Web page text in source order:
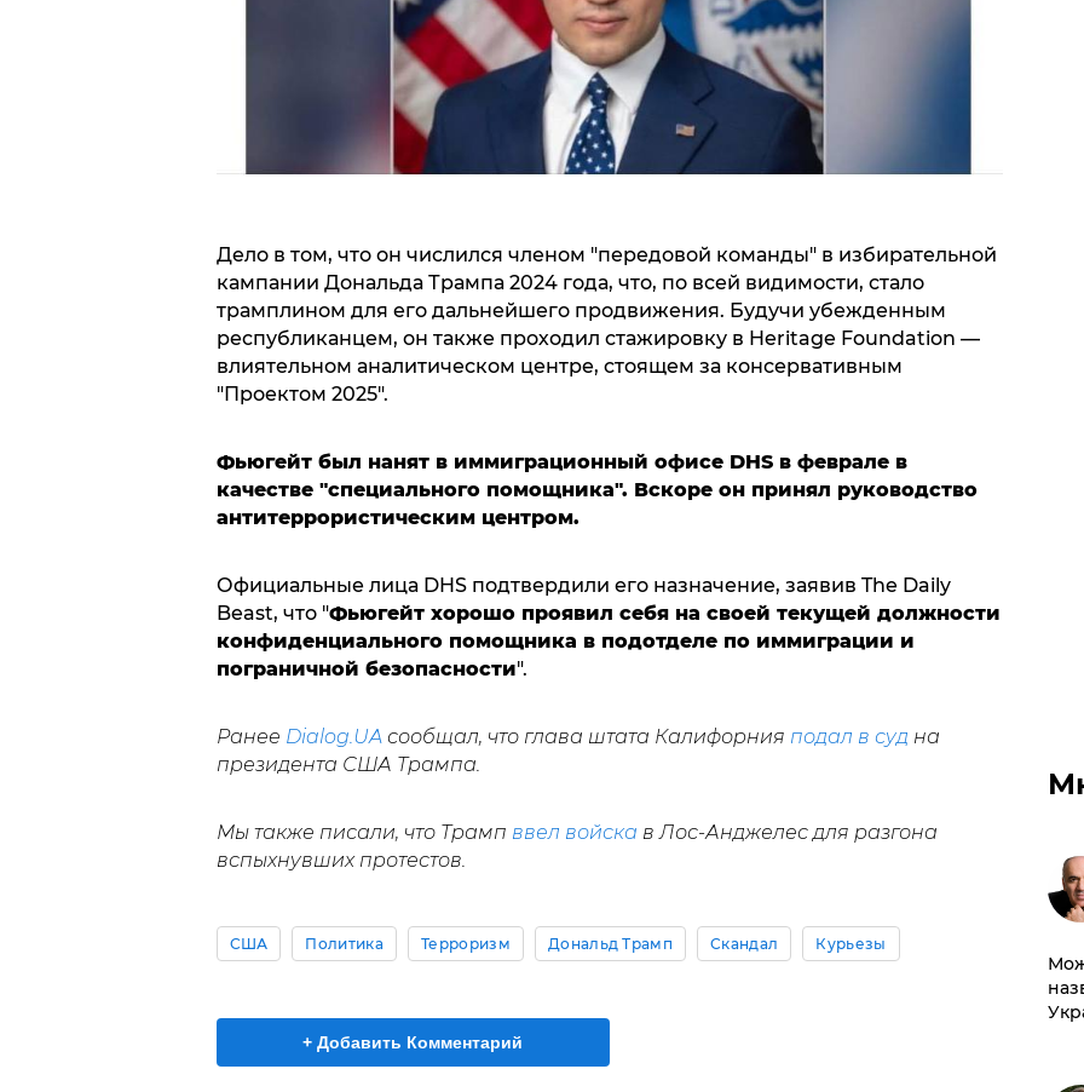
Дело в том, что он числился членом "передовой команды" в избирательной
кампании Дональда Трампа 2024 года, что, по всей видимости, стало
трамплином для его дальнейшего продвижения. Будучи убежденным
республиканцем, он также проходил стажировку в Heritage Foundation —
влиятельном аналитическом центре, стоящем за консервативным
"Проектом 2025".
Фьюгейт был нанят в иммиграционный офисе DHS в феврале в
качестве "специального помощника". Вскоре он принял руководство
антитеррористическим центром.
Официальные лица DHS подтвердили его назначение, заявив The Daily
Beast, что "Фьюгейт хорошо проявил себя на своей текущей должности
конфиденциального помощника в подотделе по иммиграции и
пограничной безопасности".
Ранее Dialog.UAсообщал, что глава штата Калифорния подал в суд на
президента США Трампа.
Мы также писали, что Трамп ввел войска в Лос-Анджелес для разгона
вспыхнувших протестов.
США Политика Терроризм Дональд Трамп Скандал Курьезы
+ Добавить Комментарий